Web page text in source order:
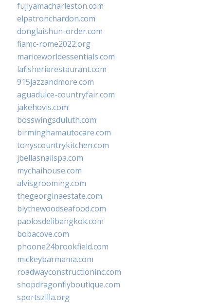
fujiyamacharleston.com
elpatronchardon.com
donglaishun-order.com
fiamc-rome2022.org
mariceworldessentials.com
lafisheriarestaurant.com
915jazzandmore.com
aguadulce-countryfair.com
jakehovis.com
bosswingsduluth.com
birminghamautocare.com
tonyscountrykitchen.com
jbellasnailspa.com
mychaihouse.com
alvisgrooming.com
thegeorginaestate.com
blythewoodseafood.com
paolosdelibangkok.com
bobacove.com
phoone24brookfield.com
mickeybarmama.com
roadwayconstructioninc.com
shopdragonflyboutique.com
sportszilla.org